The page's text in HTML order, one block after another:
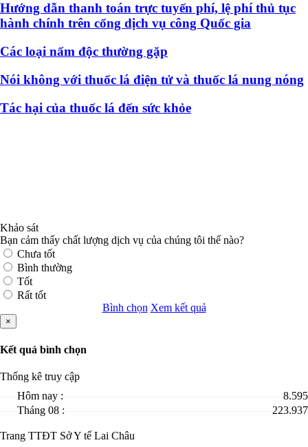
Hướng dẫn thanh toán trực tuyến phí, lệ phí thủ tục
hành chính trên cổng dịch vụ công Quốc gia
Các loại nấm độc thường gặp
Nói không với thuốc lá điện tử và thuốc lá nung nóng
Tác hại của thuốc lá đến sức khỏe
Khảo sát
Bạn cảm thấy chất lượng dịch vụ của chúng tôi thế nào?
Chưa tốt
Bình thường
Tốt
Rất tốt
Bình chọn Xem kết quả
×
Kết quả bình chọn
Thống kê truy cập
Hôm nay :
8.595
Tháng 08 :
223.937
Trang TTĐT Sở Y tế Lai Châu